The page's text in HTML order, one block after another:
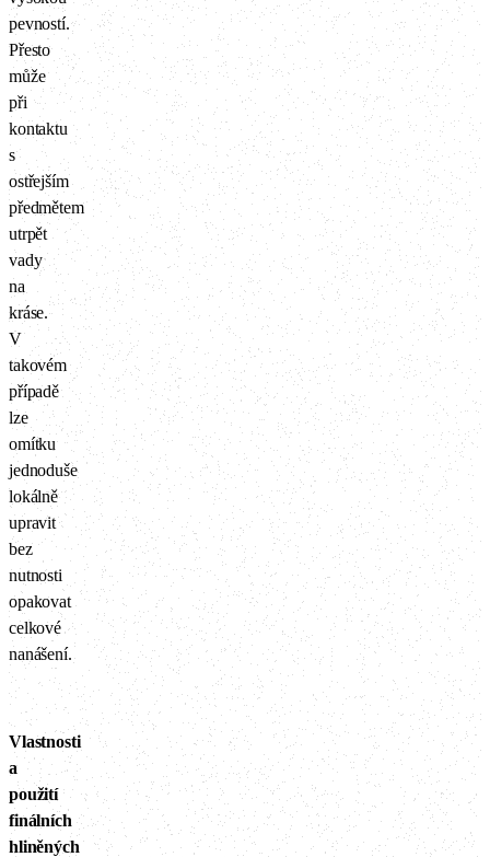
pevností.
Přesto
může
při
kontaktu
s
ostřejším
předmětem
utrpět
vady
na
kráse.
V
takovém
případě
lze
omítku
jednoduše
lokálně
upravit
bez
nutnosti
opakovat
celkové
nanášení.
Vlastnosti
a
použití
finálních
hliněných